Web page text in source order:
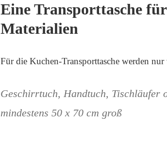
Eine Transporttasche
Materialien
Für die Kuchen-Transporttasche werden
Geschirrtuch, Handtuch, Tischläufer
mindestens 50 x 70 cm groß